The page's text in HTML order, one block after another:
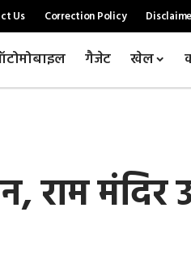
Us Correction Policy
गैजेट खेल
मंदिर